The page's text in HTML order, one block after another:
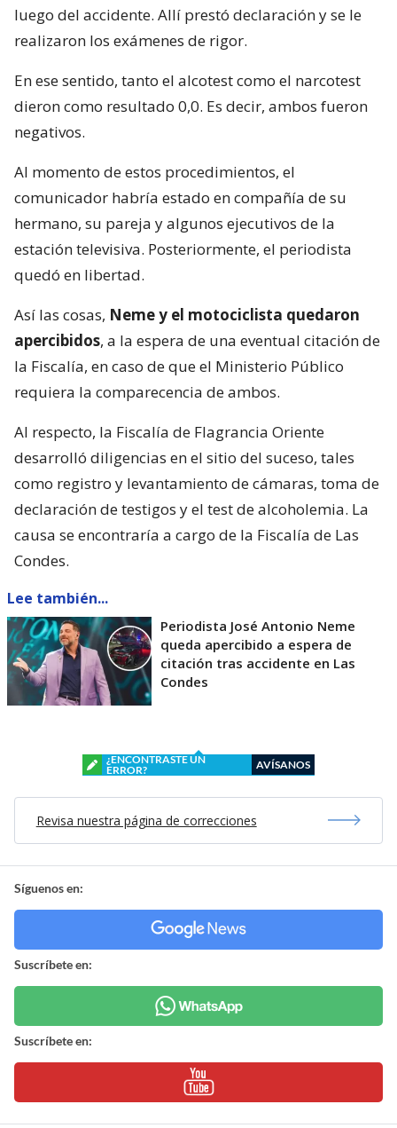
luego del accidente. Allí prestó declaración y se le
realizaron los exámenes de rigor.
En ese sentido, tanto el alcotest como el narcotest
dieron como resultado 0,0. Es decir, ambos fueron
negativos.
Al momento de estos procedimientos, el
comunicador habría estado en compañía de su
hermano, su pareja y algunos ejecutivos de la
estación televisiva. Posteriormente, el periodista
quedó en libertad.
Así las cosas, Neme y el motociclista quedaron
apercibidos, a la espera de una eventual citación de
la Fiscalía, en caso de que el Ministerio Público
requiera la comparecencia de ambos.
Al respecto, la Fiscalía de Flagrancia Oriente
desarrolló diligencias en el sitio del suceso, tales
como registro y levantamiento de cámaras, toma de
declaración de testigos y el test de alcoholemia. La
causa se encontraría a cargo de la Fiscalía de Las
Condes.
Lee también...
Periodista José Antonio Neme
queda apercibido a espera de
citación tras accidente en Las
Condes
¿ENCONTRASTE UN
ERROR?
AVÍSANOS
Revisa nuestra página de correcciones
Síguenos en:
Suscríbete en:
Suscríbete en: